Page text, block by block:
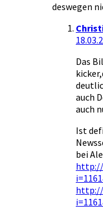
deswegen
Das
auch
auch
Ist
bei
http://
http://